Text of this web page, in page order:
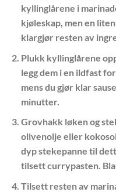
kyllinglårene i
kjøleskap, men en
klargjør resten av
Plukk kyllinglårene
legg dem i en ildfast
mens du gjør klar
minutter.
Grovhakk løken og
olivenolje eller
dyp stekepanne til
tilsett currypasten.
Tilsett resten av